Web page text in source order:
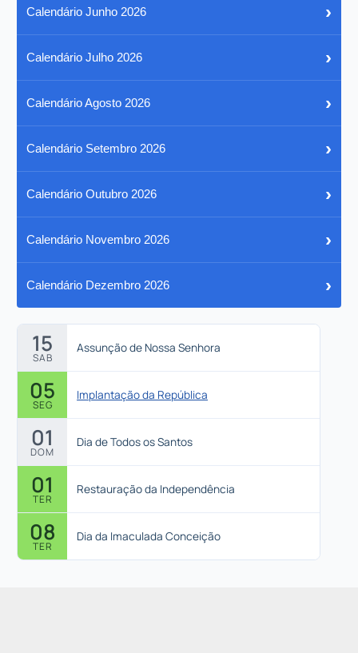
Calendário Junho 2026 ›
Calendário Julho 2026 ›
Calendário Agosto 2026 ›
Calendário Setembro 2026 ›
Calendário Outubro 2026 ›
Calendário Novembro 2026 ›
Calendário Dezembro 2026 ›
15
SAB
Assunção de Nossa Senhora
05
SEG
Implantação da República
01
DOM
Dia de Todos os Santos
01
TER
Restauração da Independência
08
TER
Dia da Imaculada Conceição